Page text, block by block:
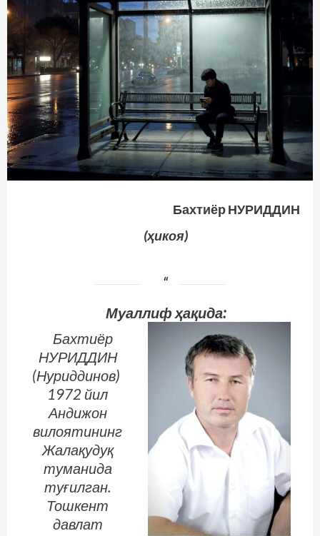
Бахтиёр НУРИДДИН
(ҳикоя)
Муаллиф ҳақида:
Бахтиёр
НУРИДДИН
(Нуриддинов)
1972 йил
Андижон
вилоятининг
Жалақудуқ
туманида
туғилган.
Тошкент
давлат